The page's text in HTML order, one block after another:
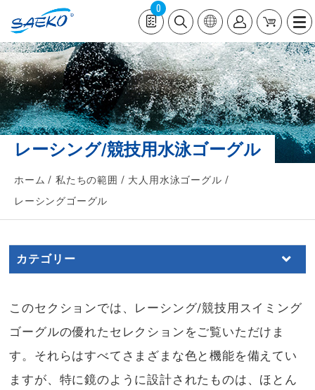
0
レーシング/競技用水泳ゴーグル
ホーム 私たちの範囲
大人用水泳ゴーグル
レーシングゴーグル
カテゴリー
このセクションでは、レーシング/競技用スイミング
ゴーグルの優れたセレクションをご覧いただけま
す。それらはすべてさまざまな色と機能を備えてい
ますが、特に鏡のように設計されたものは、ほとん